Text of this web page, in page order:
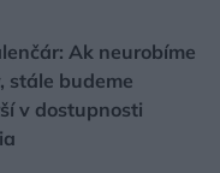
Ak neurobíme
stále budeme
v dostupnosti